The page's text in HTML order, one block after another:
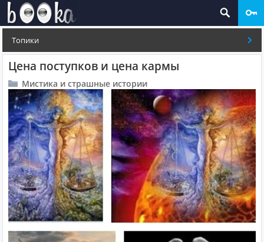
Топики
Цена поступков и цена кармы
Мистика и страшные истории